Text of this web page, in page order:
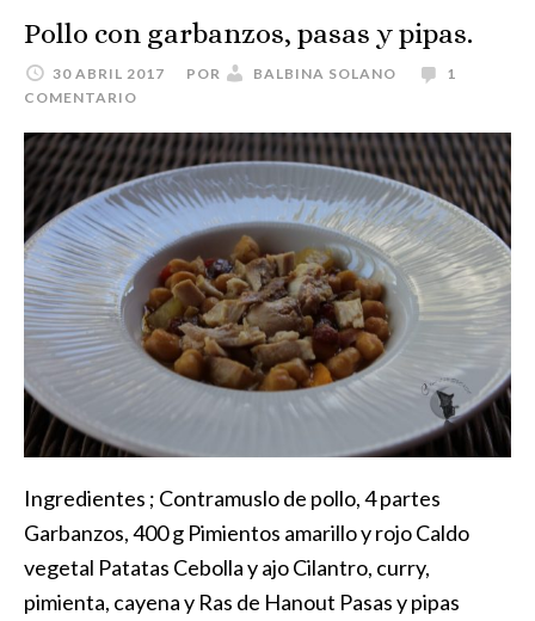
Pollo con garbanzos, pasas y pipas.
30 ABRIL 2017 POR BALBINA SOLANO
1
COMENTARIO
Ingredientes ; Contramuslo de pollo, 4 partes
Garbanzos, 400 g Pimientos amarillo y rojo Caldo
vegetal Patatas Cebolla y ajo Cilantro, curry,
pimienta, cayena y Ras de Hanout Pasas y pipas